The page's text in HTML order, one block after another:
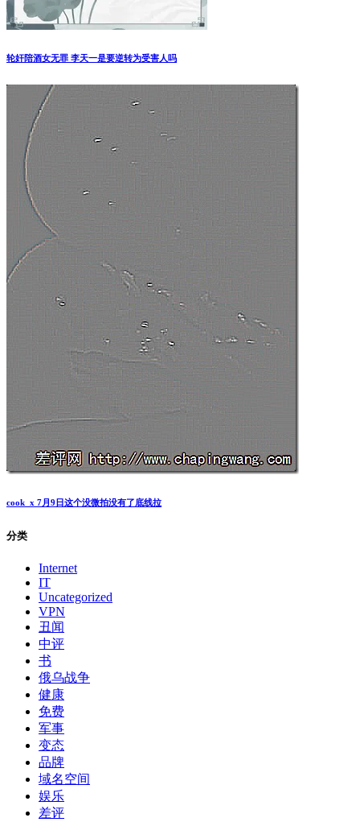
轮奸陪酒女无罪 李天一是要逆转为受害人吗
cook_x 7月9日这个没微拍没有了底线拉
分类
Internet
IT
Uncategorized
VPN
丑闻
中评
书
俄乌战争
健康
免费
军事
变态
品牌
域名空间
娱乐
差评